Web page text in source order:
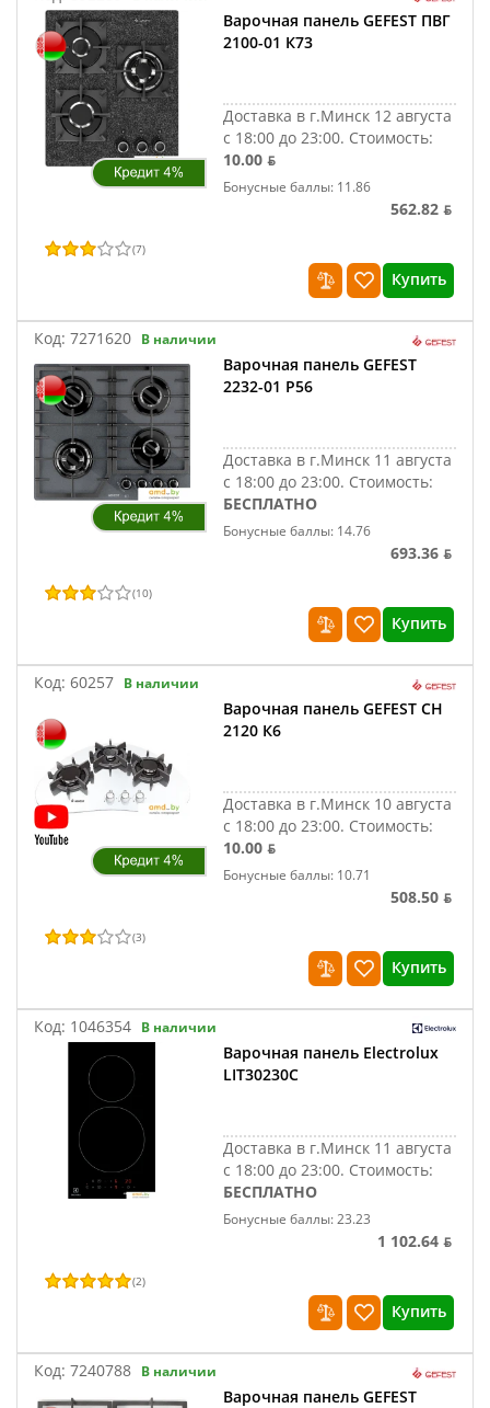
Варочная панель GEFEST ПВГ
2100-01 К73
Доставка в г.Минск 12 августа
с 18:00 до 23:00. Стоимость:
10.00 ƃ
Бонусные баллы: 11.86
562.82 ƃ
(7)
Купить
Код: 7271620 В наличии
Варочная панель GEFEST
2232-01 Р56
Доставка в г.Минск 11 августа
с 18:00 до 23:00. Стоимость:
БЕСПЛАТНО
Бонусные баллы: 14.76
693.36 ƃ
(10)
Купить
Код: 60257 В наличии
Варочная панель GEFEST СН
2120 К6
Доставка в г.Минск 10 августа
с 18:00 до 23:00. Стоимость:
10.00 ƃ
Бонусные баллы: 10.71
508.50 ƃ
(3)
Купить
Код: 1046354 В наличии
Варочная панель Electrolux
LIT30230C
Доставка в г.Минск 11 августа
с 18:00 до 23:00. Стоимость:
БЕСПЛАТНО
Бонусные баллы: 23.23
1 102.64 ƃ
(2)
Купить
Код: 7240788 В наличии
Варочная панель GEFEST